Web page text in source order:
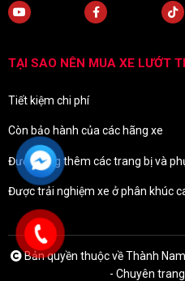
TẠI SAO NÊN MUA XE LƯỚT
Tiết kiệm chi phí
Còn bảo hành của các hãng xe
Được tặng thêm các trang bị và
Được trải nghiệm xe ở phân khúc
Bản quyền thuộc về Thành
- Chuyên